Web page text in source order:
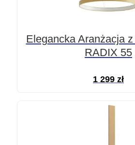
Elegancka Aranżacja
RADIX 55
1 299 zł